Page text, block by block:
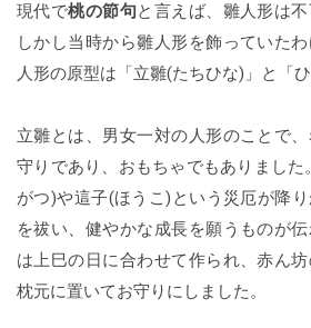
現代で桃の節句と言えば、雛人形は
しかし当時から雛人形を飾っていた
人形の原型は「立雛(たちひな)」と「ひ
立雛とは、男女一対の人形のことで
守りであり、おもちゃでもありました
がつ)や這子(ほうこ)という災厄が降
を祓い、健やかな成長を願うものが
は上巳の日に合わせて作られ、赤ん
枕元に置いてお守りにしました。